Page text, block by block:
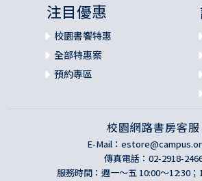
注目優惠
校園書饗特惠
全部特惠案
預約專區
校園網路書房客服
E-Mail：
傳真電話：02-2918-
服務時間：週一～五 10:00～12:30；